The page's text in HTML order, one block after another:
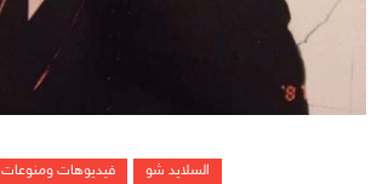
السلايد شو فيديوهات ومنوعات